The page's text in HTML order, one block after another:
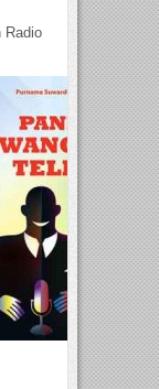
Radio